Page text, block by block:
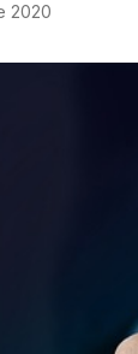
2020